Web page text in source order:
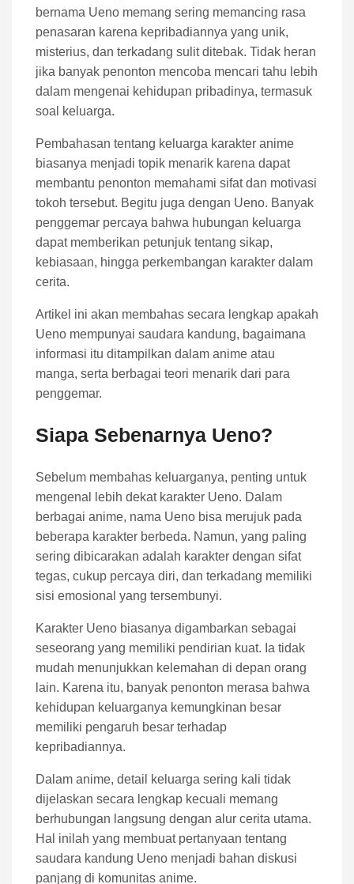
bernama Ueno memang sering memancing rasa
penasaran karena kepribadiannya yang unik,
misterius, dan terkadang sulit ditebak. Tidak heran
jika banyak penonton mencoba mencari tahu lebih
dalam mengenai kehidupan pribadinya, termasuk
soal keluarga.
Pembahasan tentang keluarga karakter anime
biasanya menjadi topik menarik karena dapat
membantu penonton memahami sifat dan motivasi
tokoh tersebut. Begitu juga dengan Ueno. Banyak
penggemar percaya bahwa hubungan keluarga
dapat memberikan petunjuk tentang sikap,
kebiasaan, hingga perkembangan karakter dalam
cerita.
Artikel ini akan membahas secara lengkap apakah
Ueno mempunyai saudara kandung, bagaimana
informasi itu ditampilkan dalam anime atau
manga, serta berbagai teori menarik dari para
penggemar.
Siapa Sebenarnya Ueno?
Sebelum membahas keluarganya, penting untuk
mengenal lebih dekat karakter Ueno. Dalam
berbagai anime, nama Ueno bisa merujuk pada
beberapa karakter berbeda. Namun, yang paling
sering dibicarakan adalah karakter dengan sifat
tegas, cukup percaya diri, dan terkadang memiliki
sisi emosional yang tersembunyi.
Karakter Ueno biasanya digambarkan sebagai
seseorang yang memiliki pendirian kuat. Ia tidak
mudah menunjukkan kelemahan di depan orang
lain. Karena itu, banyak penonton merasa bahwa
kehidupan keluarganya kemungkinan besar
memiliki pengaruh besar terhadap
kepribadiannya.
Dalam anime, detail keluarga sering kali tidak
dijelaskan secara lengkap kecuali memang
berhubungan langsung dengan alur cerita utama.
Hal inilah yang membuat pertanyaan tentang
saudara kandung Ueno menjadi bahan diskusi
panjang di komunitas anime.